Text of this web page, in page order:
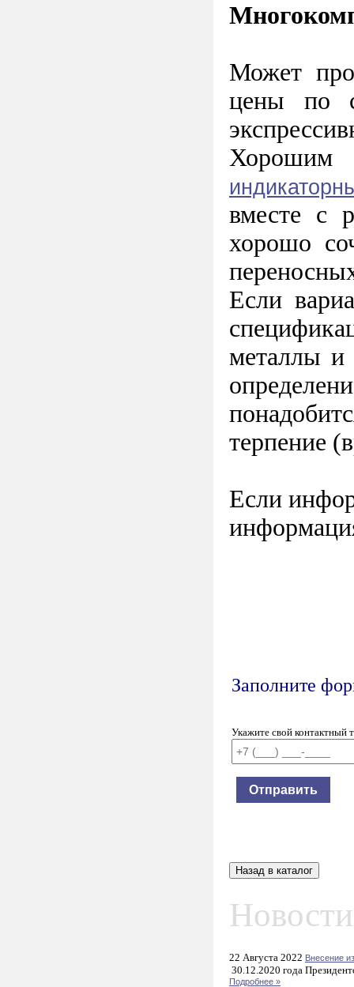
Может
цены по
Хорошим
вместе с
хорошо
Если
металлы и
терпение
Если
Заполните
Укажите свой контактный
22 Августа 2022 Внесение
30.12.2020 года
Подробнее »